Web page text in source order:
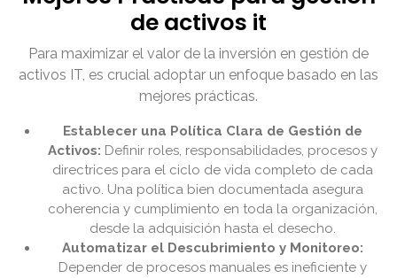
de activos it
Para maximizar el valor de la inversión en gestión de
activos IT, es crucial adoptar un enfoque basado en las
mejores prácticas.
Establecer una Política Clara de Gestión de
Activos: Definir roles, responsabilidades, procesos y
directrices para el ciclo de vida completo de cada
activo. Una política bien documentada asegura
coherencia y cumplimiento en toda la organización,
desde la adquisición hasta el desecho.
Automatizar el Descubrimiento y Monitoreo:
Depender de procesos manuales es ineficiente y